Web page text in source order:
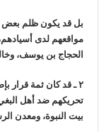
بل قد يكون ظلم بعض
مواقعهم لدى
الحجاج بن يوسف،
٢ ـ قد كان ثمة قرار
تحريكهم ضد أهل
بيت النبوة، ومعدن